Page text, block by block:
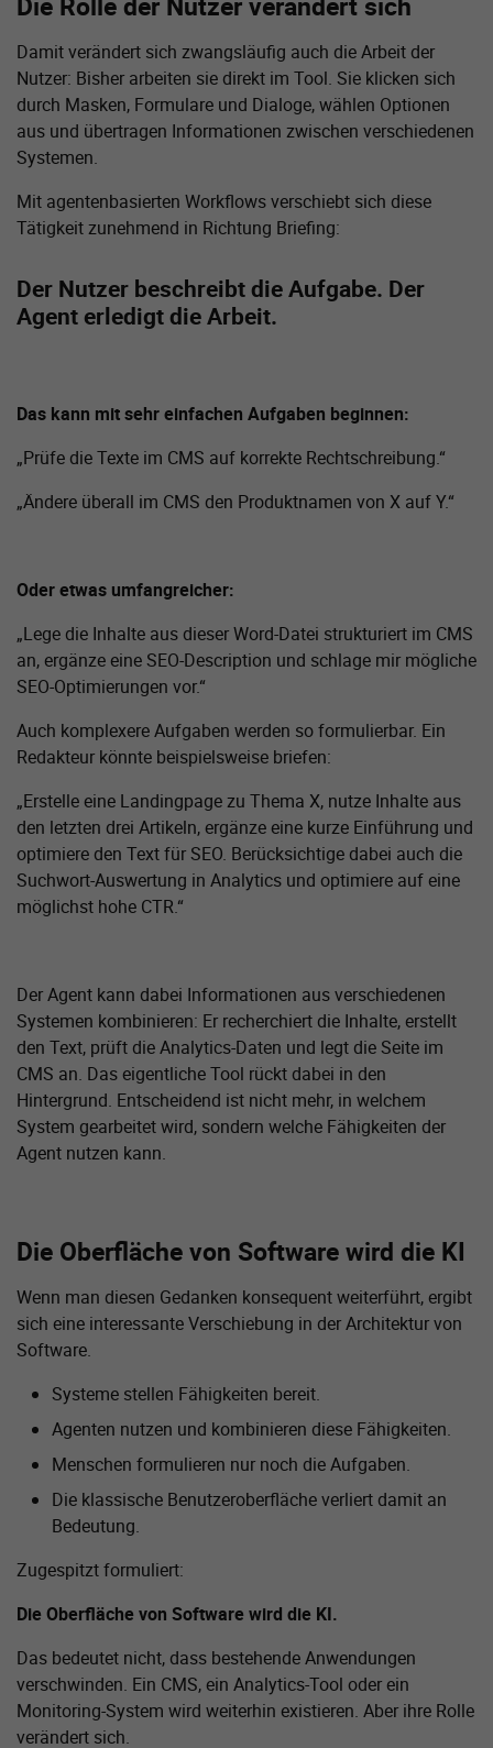
Damit verändert sich zwangsläufig auch die Arbeit der
Nutzer: Bisher arbeiten sie direkt im Tool. Sie klicken sich
durch Masken, Formulare und Dialoge, wählen Optionen
aus und übertragen Informationen zwischen verschiedenen
Systemen.
Mit agentenbasierten Workflows verschiebt sich diese
Tätigkeit zunehmend in Richtung Briefing:
Der Nutzer beschreibt die Aufgabe. Der
Agent erledigt die Arbeit.
Das kann mit sehr einfachen Aufgaben beginnen:
„Prüfe die Texte im CMS auf korrekte Rechtschreibung.“
„Ändere überall im CMS den Produktnamen von X auf Y.“
Oder etwas umfangreicher:
„Lege die Inhalte aus dieser Word-Datei strukturiert im CMS
an, ergänze eine SEO-Description und schlage mir mögliche
SEO-Optimierungen vor.“
Auch komplexere Aufgaben werden so formulierbar. Ein
Redakteur könnte beispielsweise briefen:
„Erstelle eine Landingpage zu Thema X, nutze Inhalte aus
den letzten drei Artikeln, ergänze eine kurze Einführung und
optimiere den Text für SEO. Berücksichtige dabei auch die
Suchwort-Auswertung in Analytics und optimiere auf eine
möglichst hohe CTR.“
Der Agent kann dabei Informationen aus verschiedenen
Systemen kombinieren: Er recherchiert die Inhalte, erstellt
den Text, prüft die Analytics-Daten und legt die Seite im
CMS an. Das eigentliche Tool rückt dabei in den
Hintergrund. Entscheidend ist nicht mehr, in welchem
System gearbeitet wird, sondern welche Fähigkeiten der
Agent nutzen kann.
Die Oberfläche von Software wird die KI
Wenn man diesen Gedanken konsequent weiterführt, ergibt
sich eine interessante Verschiebung in der Architektur von
Software.
Systeme stellen Fähigkeiten bereit.
Agenten nutzen und kombinieren diese Fähigkeiten.
Menschen formulieren nur noch die Aufgaben.
Die klassische Benutzeroberfläche verliert damit an
Bedeutung.
Zugespitzt formuliert:
Die Oberfläche von Software wird die KI.
Das bedeutet nicht, dass bestehende Anwendungen
verschwinden. Ein CMS, ein Analytics-Tool oder ein
Monitoring-System wird weiterhin existieren. Aber ihre Rolle
verändert sich.